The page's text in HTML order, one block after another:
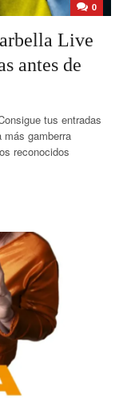
0
Live
antes de
tus entradas
gamberra
reconocidos